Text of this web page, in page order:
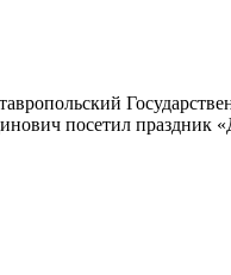
посетил праздник